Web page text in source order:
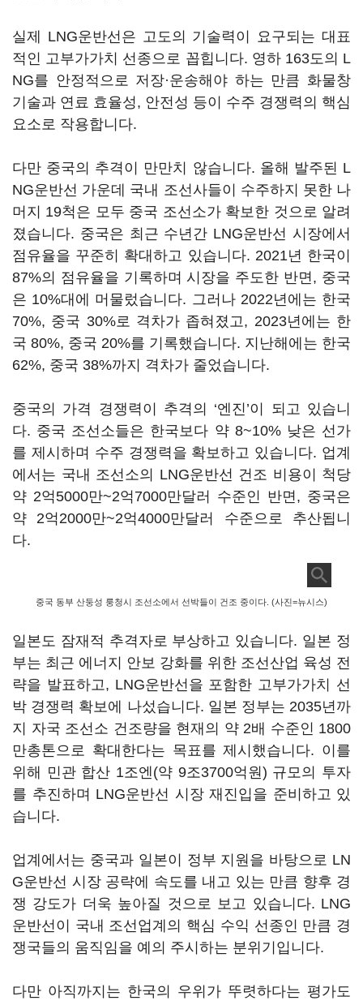
실제 LNG운반선은 고도의 기술력이 요구되는 대표
적인 고부가가치 선종으로 꼽힙니다. 영하 163도의 L
NG를 안정적으로 저장·운송해야 하는 만큼 화물창
기술과 연료 효율성, 안전성 등이 수주 경쟁력의 핵심
요소로 작용합니다.
다만 중국의 추격이 만만치 않습니다. 올해 발주된 L
NG운반선 가운데 국내 조선사들이 수주하지 못한 나
머지 19척은 모두 중국 조선소가 확보한 것으로 알려
졌습니다. 중국은 최근 수년간 LNG운반선 시장에서
점유율을 꾸준히 확대하고 있습니다. 2021년 한국이
87%의 점유율을 기록하며 시장을 주도한 반면, 중국
은 10%대에 머물렀습니다. 그러나 2022년에는 한국
70%, 중국 30%로 격차가 좁혀졌고, 2023년에는 한
국 80%, 중국 20%를 기록했습니다. 지난해에는 한국
62%, 중국 38%까지 격차가 줄었습니다.
중국의 가격 경쟁력이 추격의 ‘엔진’이 되고 있습니
다. 중국 조선소들은 한국보다 약 8~10% 낮은 선가
를 제시하며 수주 경쟁력을 확보하고 있습니다. 업계
에서는 국내 조선소의 LNG운반선 건조 비용이 척당
약 2억5000만~2억7000만달러 수준인 반면, 중국은
약 2억2000만~2억4000만달러 수준으로 추산됩니
다.
중국 동부 산둥성 룽청시 조선소에서 선박들이 건조 중이다. (사진=뉴시스)
일본도 잠재적 추격자로 부상하고 있습니다. 일본 정
부는 최근 에너지 안보 강화를 위한 조선산업 육성 전
략을 발표하고, LNG운반선을 포함한 고부가가치 선
박 경쟁력 확보에 나섰습니다. 일본 정부는 2035년까
지 자국 조선소 건조량을 현재의 약 2배 수준인 1800
만총톤으로 확대한다는 목표를 제시했습니다. 이를
위해 민관 합산 1조엔(약 9조3700억원) 규모의 투자
를 추진하며 LNG운반선 시장 재진입을 준비하고 있
습니다.
업계에서는 중국과 일본이 정부 지원을 바탕으로 LN
G운반선 시장 공략에 속도를 내고 있는 만큼 향후 경
쟁 강도가 더욱 높아질 것으로 보고 있습니다. LNG
운반선이 국내 조선업계의 핵심 수익 선종인 만큼 경
쟁국들의 움직임을 예의 주시하는 분위기입니다.
다만 아직까지는 한국의 우위가 뚜렷하다는 평가도